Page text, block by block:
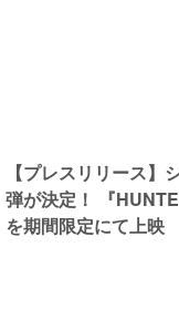
【プレスリリース
弾が決定！ 『
を期間限定にて上映